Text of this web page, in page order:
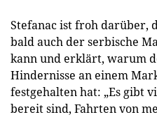
Stefanac ist froh darüber,
bald auch der serbische
kann und erklärt, warum
Hindernisse an einem
festgehalten hat: „Es gibt
bereit sind, Fahrten von